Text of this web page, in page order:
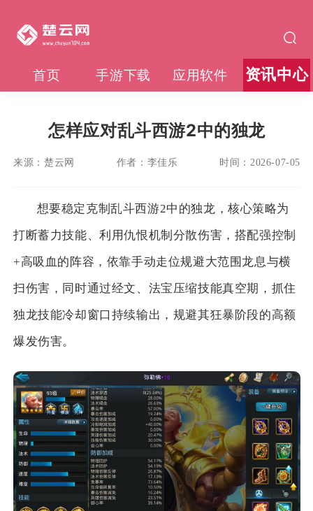
首页 手游下载 应用软件 资讯中心
怎样应对乱斗西游2中的独龙
来源： 楚云网 作者： 李佳乐 时间： 2026-07-05
想要稳定克制乱斗西游2中的独龙，核心策略为
打断蓄力技能、利用仇恨机制分散伤害，搭配强控制
+高吸血的阵容，依靠手动走位规避大范围龙息与横
扫伤害，同时通过经文、法宝压缩技能真空期，抓住
独龙技能冷却窗口持续输出，规避其狂暴阶段的高额
爆发伤害。